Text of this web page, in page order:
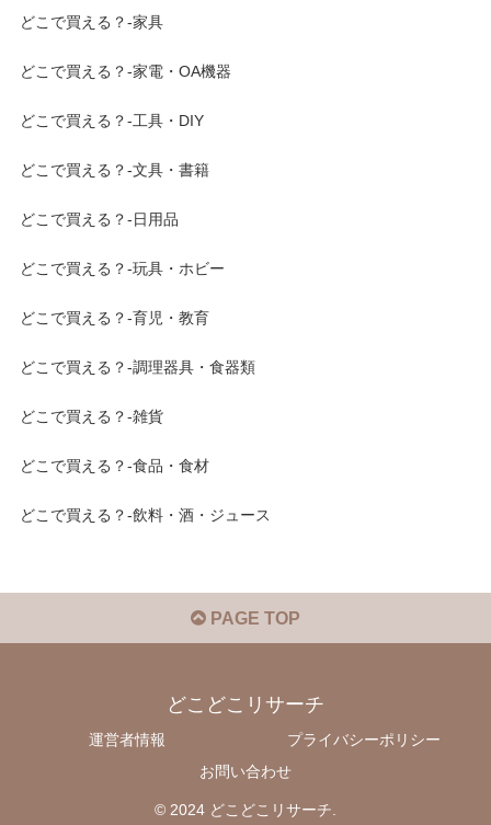
どこで買える？-家具
どこで買える？-家電・OA機器
どこで買える？-工具・DIY
どこで買える？-文具・書籍
どこで買える？-日用品
どこで買える？-玩具・ホビー
どこで買える？-育児・教育
どこで買える？-調理器具・食器類
どこで買える？-雑貨
どこで買える？-食品・食材
どこで買える？-飲料・酒・ジュース
PAGE TOP
どこどこリサーチ
運営者情報
プライバシーポリシー
お問い合わせ
© 2024 どこどこリサーチ.